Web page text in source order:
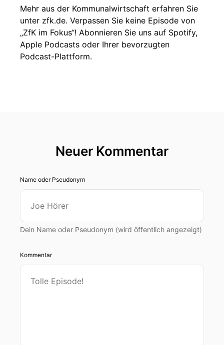
Mehr aus der Kommunalwirtschaft erfahren Sie
unter zfk.de. Verpassen Sie keine Episode von
„ZfK im Fokus“! Abonnieren Sie uns auf Spotify,
Apple Podcasts oder Ihrer bevorzugten
Podcast-Plattform.
Neuer Kommentar
Name oder Pseudonym
Dein Name oder Pseudonym (wird öffentlich angezeigt)
Kommentar